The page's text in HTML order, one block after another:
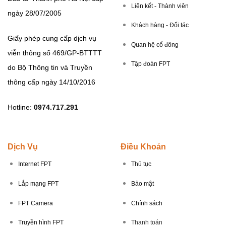
ngày 28/07/2005
Giấy phép cung cấp dịch vụ
viễn thông số 469/GP-BTTTT
do Bộ Thông tin và Truyền
thông cấp ngày 14/10/2016
Hotline: 0974.717.291
Liên kết - Thành viên
Khách hàng - Đối tác
Quan hệ cổ đông
Tập đoàn FPT
Dịch Vụ
Internet FPT
Lắp mạng FPT
FPT Camera
Truyền hình FPT
Điều Khoản
Thủ tục
Bảo mật
Chính sách
Thanh toán